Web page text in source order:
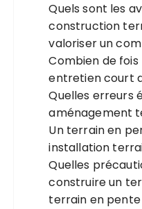
Quels sont les
construction
valoriser un
Combien de
entretien court
Quelles erreurs
aménagement
Un terrain en
installation
Quelles
construire un
terrain en pente